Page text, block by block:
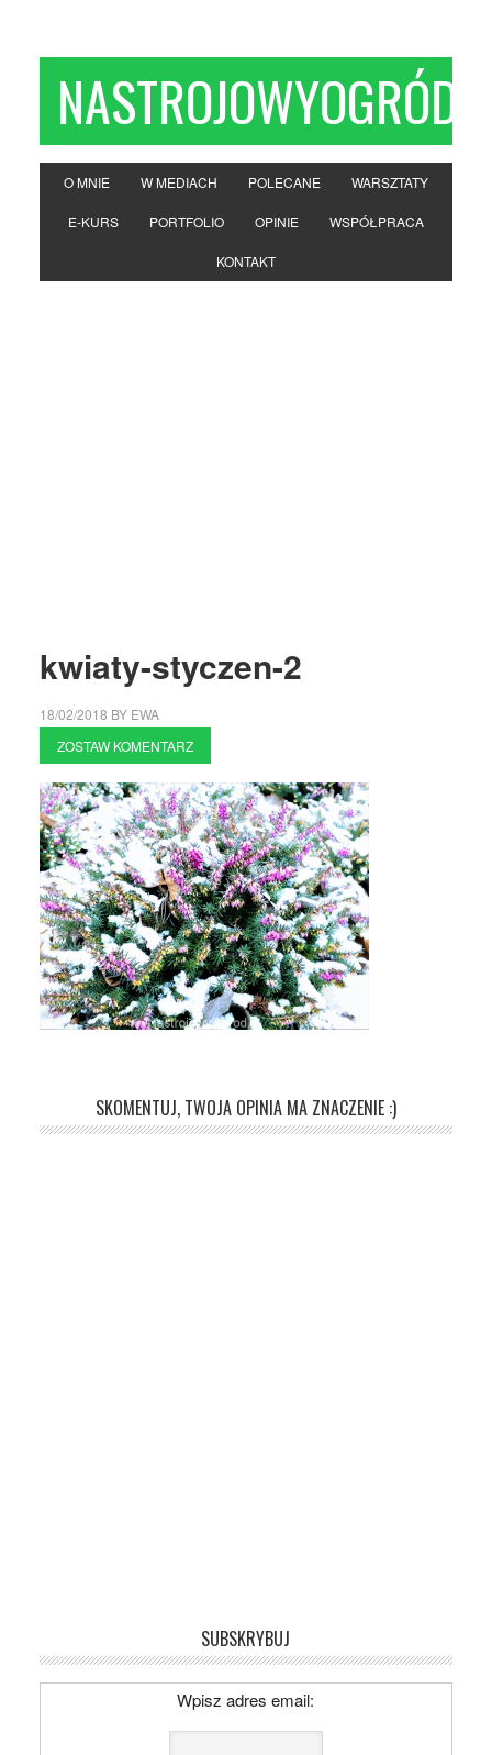
NASTROJOWYOGRÓD
O MNIE W MEDIACH POLECANE WARSZTATY
E-KURS PORTFOLIO OPINIE WSPÓŁPRACA
KONTAKT
kwiaty-styczen-2
18/02/2018 BY EWA
ZOSTAW KOMENTARZ
SKOMENTUJ, TWOJA OPINIA MA ZNACZENIE :)
SUBSKRYBUJ
Wpisz adres email: